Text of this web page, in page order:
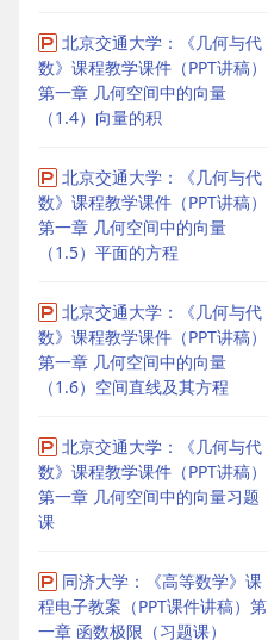
北京交通大学：《几何与代
数》课程教学课件（PPT讲稿）
第一章 几何空间中的向量
（1.4）向量的积
北京交通大学：《几何与代
数》课程教学课件（PPT讲稿）
第一章 几何空间中的向量
（1.5）平面的方程
北京交通大学：《几何与代
数》课程教学课件（PPT讲稿）
第一章 几何空间中的向量
（1.6）空间直线及其方程
北京交通大学：《几何与代
数》课程教学课件（PPT讲稿）
第一章 几何空间中的向量习题
课
同济大学：《高等数学》课
程电子教案（PPT课件讲稿）第
一章 函数极限（习题课）